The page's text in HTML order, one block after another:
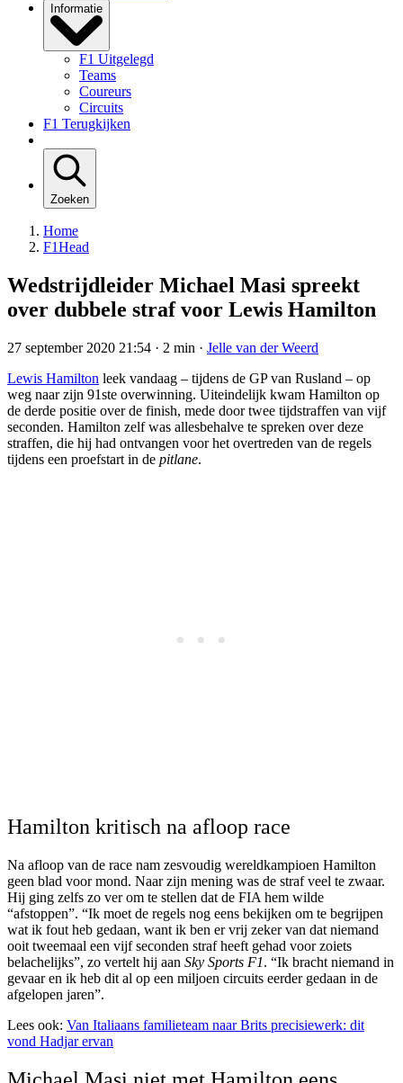
Informatie
F1 Uitgelegd
Teams
Coureurs
Circuits
F1 Terugkijken
Zoeken
Home
F1Head
Wedstrijdleider Michael Masi spreekt
over dubbele straf voor Lewis Hamilton
27 september 2020 21:54 · 2 min · Jelle van der Weerd
Lewis Hamilton leek vandaag – tijdens de GP van Rusland – op
weg naar zijn 91ste overwinning. Uiteindelijk kwam Hamilton op
de derde positie over de finish, mede door twee tijdstraffen van vijf
seconden. Hamilton zelf was allesbehalve te spreken over deze
straffen, die hij had ontvangen voor het overtreden van de regels
tijdens een proefstart in de pitlane.
Hamilton kritisch na afloop race
Na afloop van de race nam zesvoudig wereldkampioen Hamilton
geen blad voor mond. Naar zijn mening was de straf veel te zwaar.
Hij ging zelfs zo ver om te stellen dat de FIA hem wilde
“afstoppen”. “Ik moet de regels nog eens bekijken om te begrijpen
wat ik fout heb gedaan, want ik ben er vrij zeker van dat niemand
ooit tweemaal een vijf seconden straf heeft gehad voor zoiets
belachelijks”, zo vertelt hij aan Sky Sports F1. “Ik bracht niemand in
gevaar en ik heb dit al op een miljoen circuits eerder gedaan in de
afgelopen jaren”.
Lees ook: Van Italiaans familieteam naar Brits precisiewerk: dit
vond Hadjar ervan